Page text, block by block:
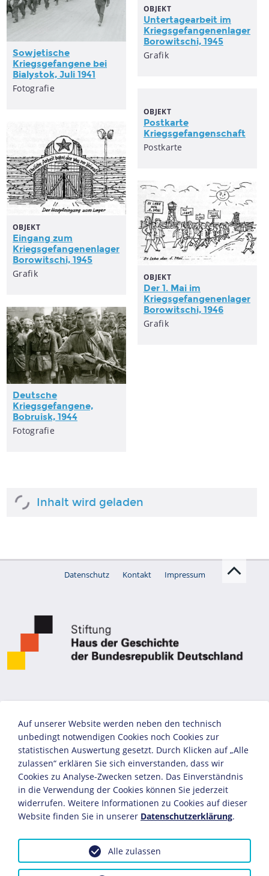
OBJEKT
Untertagearbeit im
Kriegsgefangenenlager
Borowitschi, 1945
Grafik
Sowjetische
Kriegsgefangene bei
Bialystok, Juli 1941
Fotografie
OBJEKT
Postkarte
Kriegsgefangenschaft
Postkarte
OBJEKT
Eingang zum
Kriegsgefangenenlager
Borowitschi, 1945
Grafik OBJEKT
Der 1. Mai im
Kriegsgefangenenlager
Borowitschi, 1946
Grafik
Deutsche
Kriegsgefangene,
Bobruisk, 1944
Fotografie
Inhalt wird geladen
Datenschutz Kontakt Impressum
Auf unserer Website werden neben den technisch
unbedingt notwendigen Cookies noch Cookies zur
statistischen Auswertung gesetzt. Durch Klicken auf „Alle
zulassen“ erklären Sie sich einverstanden, dass wir
Cookies zu Analyse-Zwecken setzen. Das Einverständnis
in die Verwendung der Cookies können Sie jederzeit
widerrufen. Weitere Informationen zu Cookies auf dieser
Website finden Sie in unserer Datenschutzerklärung.
Alle zulassen